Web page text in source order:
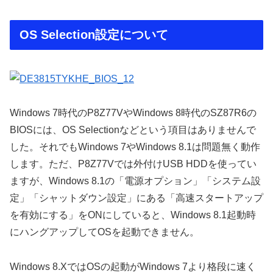
OS Selection設定について
Windows 7時代のP8Z77VやWindows 8時代のSZ87R6の
BIOSには、OS Selectionなどという項目はありませんで
した。それでもWindows 7やWindows 8.1は問題無く動作
します。ただ、P8Z77Vでは外付けUSB HDDを使ってい
ますが、Windows 8.1の「電源オプション」「システム設
定」「シャットダウン設定」にある「高速スタートアップ
を有効にする」をONにしていると、Windows 8.1起動時
にハングアップしてOSを起動できません。
Windows 8.XではOSの起動がWindows 7より格段に速く